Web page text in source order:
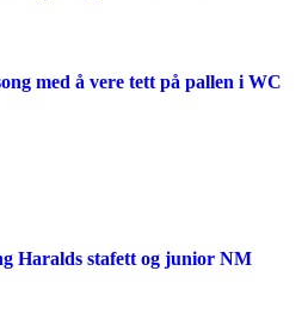
med å vere tett på pallen i WC
Haralds stafett og junior NM